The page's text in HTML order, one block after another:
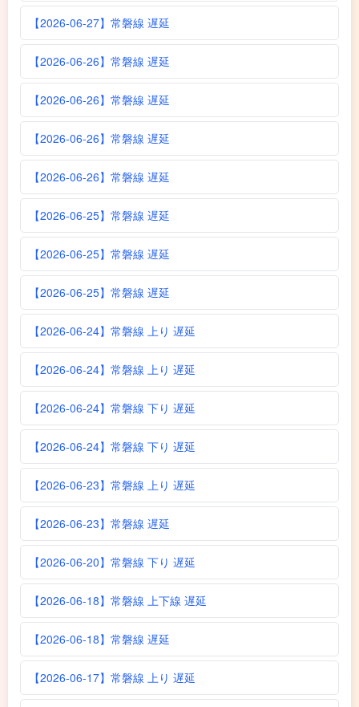
【2026-06-27】常磐線 遅延
【2026-06-26】常磐線 遅延
【2026-06-26】常磐線 遅延
【2026-06-26】常磐線 遅延
【2026-06-26】常磐線 遅延
【2026-06-25】常磐線 遅延
【2026-06-25】常磐線 遅延
【2026-06-25】常磐線 遅延
【2026-06-24】常磐線 上り 遅延
【2026-06-24】常磐線 上り 遅延
【2026-06-24】常磐線 下り 遅延
【2026-06-24】常磐線 下り 遅延
【2026-06-23】常磐線 上り 遅延
【2026-06-23】常磐線 遅延
【2026-06-20】常磐線 下り 遅延
【2026-06-18】常磐線 上下線 遅延
【2026-06-18】常磐線 遅延
【2026-06-17】常磐線 上り 遅延